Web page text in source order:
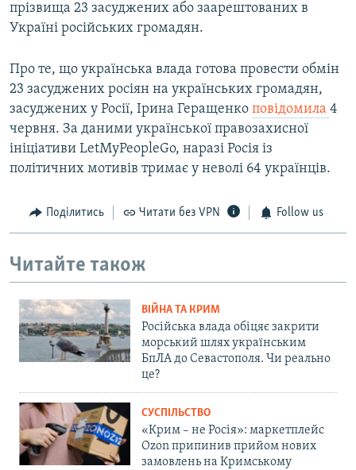
прізвища 23 засуджених або заарештованих в
Україні російських громадян.
Про те, що українська влада готова провести обмін
23 засуджених росіян на українських громадян,
засуджених у Росії, Ірина Геращенко повідомила 4
червня. За даними української правозахисної
ініціативи LetMyPeopleGo, наразі Росія із
політичних мотивів тримає у неволі 64 українців.
Поділитись Читати без VPN Follow us
Читайте також
ВІЙНА ТА КРИМ
Російська влада обіцяє закрити
морський шлях українським
БпЛА до Севастополя. Чи реально
це?
СУСПІЛЬСТВО
«Крим – не Росія»: маркетплейс
Ozon припинив прийом нових
замовлень на Кримському